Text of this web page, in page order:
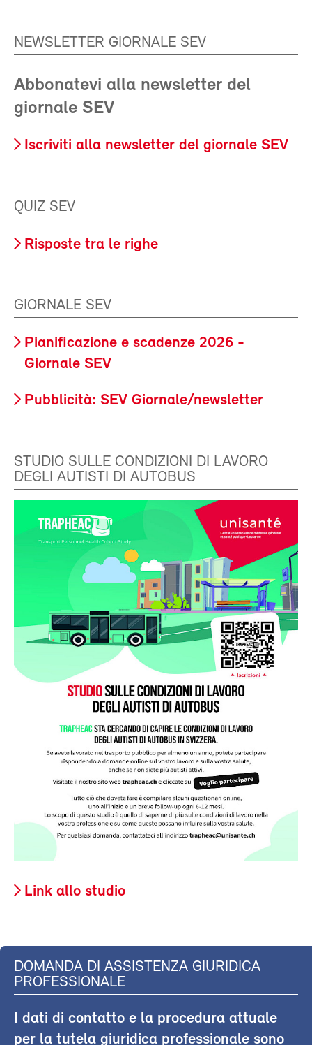
NEWSLETTER GIORNALE SEV
Abbonatevi alla newsletter del
giornale SEV
Iscriviti alla newsletter del giornale SEV
QUIZ SEV
Risposte tra le righe
GIORNALE SEV
Pianificazione e scadenze 2026 -
Giornale SEV
Pubblicità: SEV Giornale/newsletter
STUDIO SULLE CONDIZIONI DI LAVORO
DEGLI AUTISTI DI AUTOBUS
Link allo studio
DOMANDA DI ASSISTENZA GIURIDICA
PROFESSIONALE
I dati di contatto e la procedura attuale
per la tutela giuridica professionale sono